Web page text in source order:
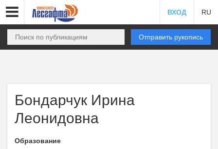
ВХОД RU
Отправить рукопись
Бондарчук Ирина
Леонидовна
Образование